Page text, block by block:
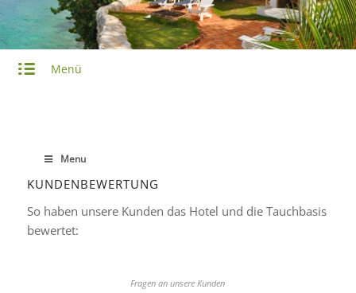
Menü
Menu
KUNDENBEWERTUNG
So haben unsere Kunden das Hotel und die Tauchbasis
bewertet: